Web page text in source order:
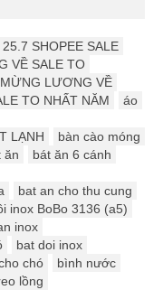
25.7 SHOPEE SALE
VỀ SALE TO
LƯƠNG VỀ
TO NHẤT NĂM
áo
LẠNH
bàn cào móng
ăn
bát ăn 6 cánh
bat an cho thu cung
inox BoBo 3136 (a5)
inox
bat doi inox
chó
bình nước
lồng